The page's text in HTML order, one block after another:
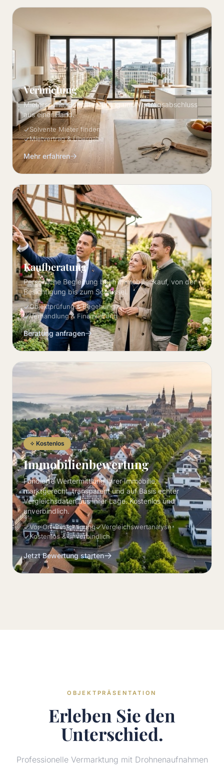
Vermietung
Mietersuche, Bonitätsprüfung und Vertragsabschluss
aus einer Hand.
Solvente Mieter finden
Mietvertrag & Übergabe
Mehr erfahren
Kaufberatung
Persönliche Begleitung beim Immobilienkauf, von der
Besichtigung bis zum Schlüssel.
Objektprüfung & Begehung
Verhandlung & Finanzierung
Beratung anfragen
Kostenlos
Immobilienbewertung
Fundierte Wertermittlung Ihrer Immobilie,
marktgerecht, transparent und auf Basis echter
Vergleichsdaten aus Ihrer Lage. Kostenlos und
unverbindlich.
Vor-Ort-Besichtigung
Vergleichswertanalyse
Kostenlos & unverbindlich
Jetzt Bewertung starten
OBJEKTPRÄSENTATION
Erleben Sie den
Unterschied.
Professionelle Vermarktung mit Drohnenaufnahmen